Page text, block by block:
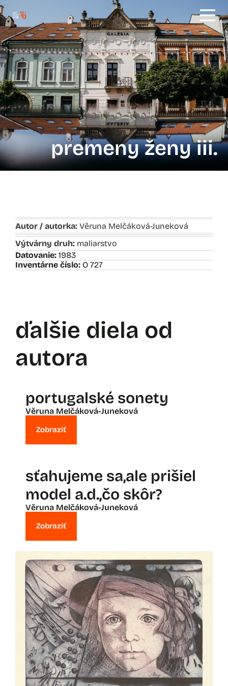
premeny ženy iii.
Autor / autorka: Věruna Melčáková-Juneková
Výtvárny druh: maliarstvo
Datovanie: 1983
Inventárne číslo: O 727
ďalšie diela od
autora
portugalské sonety
Věruna Melčáková-Juneková
Zobraziť
sťahujeme sa,ale prišiel
model a.d.,čo skôr?
Věruna Melčáková-Juneková
Zobraziť